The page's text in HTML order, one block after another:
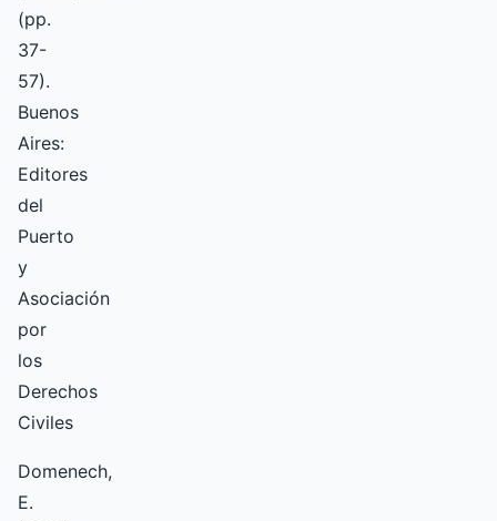
(pp.
37-
57).
Buenos
Aires:
Editores
del
Puerto
y
Asociación
por
los
Derechos
Civiles
Domenech,
E.